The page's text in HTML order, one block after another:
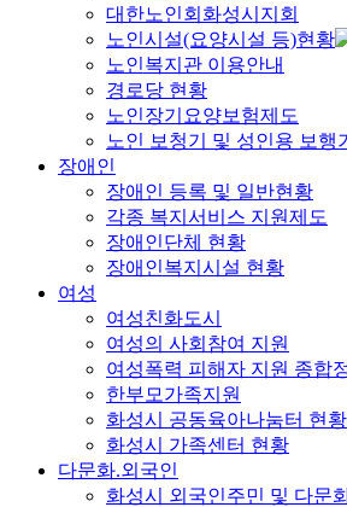
대한노인회화성시지회
노인시설(요양시설 등)현황
노인복지관 이용안내
경로당 현황
노인장기요양보험제도
노인 보청기 및 성인용 보행기
장애인
장애인 등록 및 일반현황
각종 복지서비스 지원제도
장애인단체 현황
장애인복지시설 현황
여성
여성친화도시
여성의 사회참여 지원
여성폭력 피해자 지원 종합
한부모가족지원
화성시 공동육아나눔터 현황
화성시 가족센터 현황
다문화.외국인
화성시 외국인주민 및 다문